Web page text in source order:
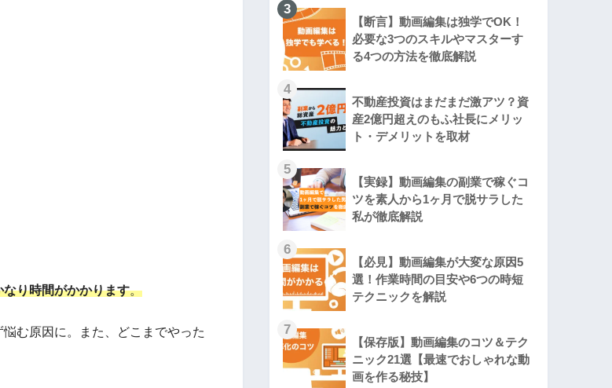
り時間がかかります。
む原因に。また、どこまでやった
3
【断言】動画編集は独学でOK！
必要な3つのスキルやマスターす
る4つの方法を徹底解説
4
不動産投資はまだまだ激アツ？資
産2億円超えのもふ社長にメリッ
ト・デメリットを取材
5
【実録】動画編集の副業で稼ぐコ
ツを素人から1ヶ月で脱サラした
私が徹底解説
6
【必見】動画編集が大変な原因5
選！作業時間の目安や6つの時短
テクニックを解説
7
【保存版】動画編集のコツ＆テク
ニック21選【最速でおしゃれな動
画を作る秘技】